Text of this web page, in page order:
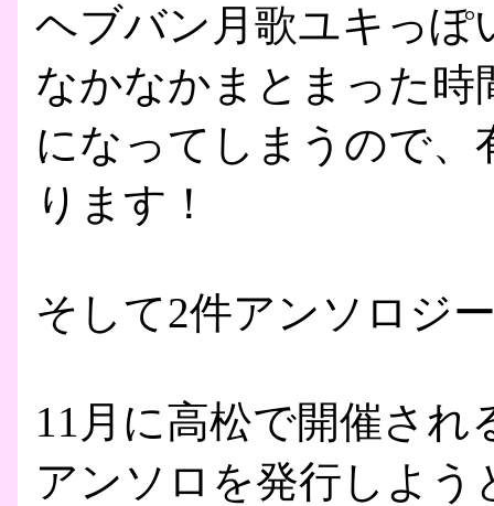
ヘブバン月歌ユキっ
なかなかまとまった
になってしまうので
ります！
そして2件アンソロジ
11月に高松で開催され
アンソロを発行しよう